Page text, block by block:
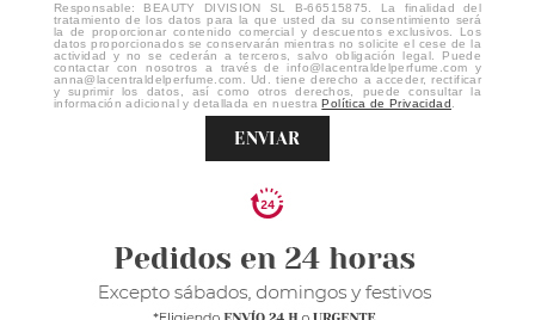
Responsable: BEAUTY DIVISION SL B-66515875. La finalidad del
tratamiento de los datos para la que usted da su consentimiento será
la de proporcionar contenido comercial y descuentos exclusivos. Los
datos proporcionados se conservarán mientras no solicite el cese de la
actividad y no se cederán a terceros, salvo obligación legal. Puede
contactar con nosotros a través de info@lacentraldelperfume.com y
anna@lacentraldelperfume.com. Ud. tiene derecho a acceder, rectificar
y suprimir los datos, así como otros derechos, puede consultar la
información adicional y detallada en nuestraPolítica de Privacidad.
ENVIAR